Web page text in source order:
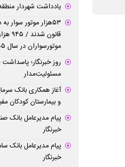
یادداشت شهردار
۵۳هزار موتور سوار
موتورسواران در سال ۱۴۰۵
روز خبرنگار؛
مسئولیت‌مدار
آغاز همکاری بانک
و بیمارستان کودکان
پیام مدیرعامل بانک
خبرنگار
پیام مدیرعامل بانک
خبرنگار